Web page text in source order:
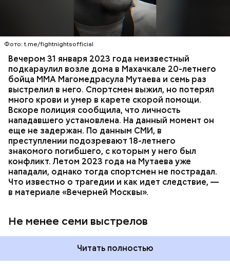
Фото: t.me/fightnightsofficial
Вечером 31 января 2023 года неизвестный
подкараулил возле дома в Махачкале 20-летнего
бойца ММА Магомедрасула Мутаева и семь раз
выстрелил в него. Спортсмен выжил, но потерял
много крови и умер в карете скорой помощи.
Вскоре полиция сообщила, что личность
нападавшего установлена. На данный момент он
еще не задержан. По данным СМИ, в
преступлении подозревают 18-летнего
знакомого погибшего, с которым у него был
конфликт. Летом 2023 года на Мутаева уже
нападали, однако тогда спортсмен не пострадал.
Что известно о трагедии и как идет следствие, —
в материале «Вечерней Москвы».
Не менее семи выстрелов
Вечером 31 января Мутаев возвращался домой с
тренировки. Во дворе жилого дома на улице
Гапцахской в Махачкале на бойца напал
неизвестный. Он выскочил из подъезда, выстрелил
Очевидцы трагедии вызвали полицию и скорую
помощь, однако врачи оказались бессильны —
пострадавший умер по пути в больницу.
Читать полностью
СПОРТ СЛЕДСТВЕННЫЙ КОМИТЕТ
ММА
РЕСПУБЛИКА ДАГЕСТАН
СМЕРТЬ